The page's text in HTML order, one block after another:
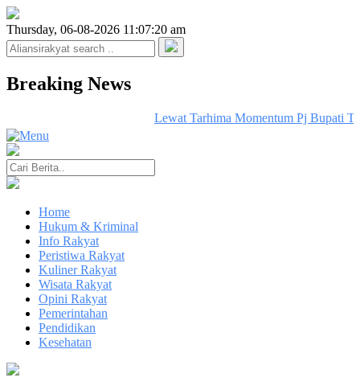
Thursday, 06-08-2026 11:07:20 am
Breaking News
Lewat Tarhima Momentum Pj Bupati
Home
Hukum & Kriminal
Info Rakyat
Peristiwa Rakyat
Kuliner Rakyat
Wisata Rakyat
Opini Rakyat
Pemerintahan
Pendidikan
Kesehatan